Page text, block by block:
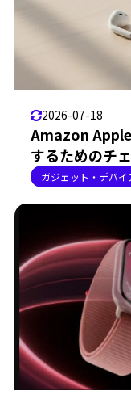
2026-07-18
Amazon
するためのチ
ガジェット・デバイ